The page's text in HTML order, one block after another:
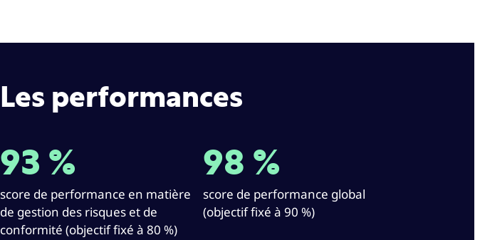
Les performances
93 %
score de performance en matière
de gestion des risques et de
conformité (objectif fixé à 80 %)
98 %
score de performance global
(objectif fixé à 90 %)